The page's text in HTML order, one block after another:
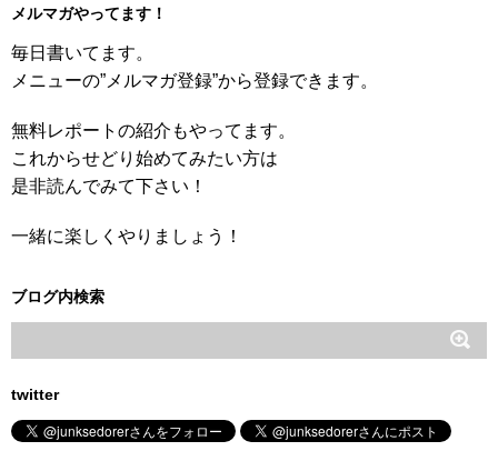
メルマガやってます！
毎日書いてます。
メニューの”メルマガ登録”から登録できます。
無料レポートの紹介もやってます。
これからせどり始めてみたい方は
是非読んでみて下さい！
一緒に楽しくやりましょう！
ブログ内検索
twitter